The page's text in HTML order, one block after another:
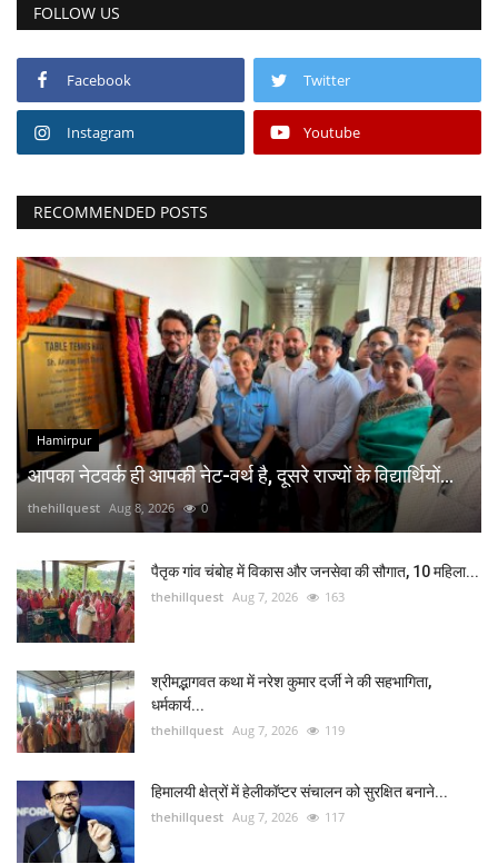
FOLLOW US
Facebook Twitter
Instagram Youtube
RECOMMENDED POSTS
Hamirpur
आपका नेटवर्क ही आपकी नेट-वर्थ है, दूसरे राज्यों के विद्यार्थियों...
thehillquest Aug 8, 2026 0
पैतृक गांव चंबोह में विकास और जनसेवा की सौगात, 10 महिला...
thehillquest Aug 7, 2026 163
श्रीमद्भागवत कथा में नरेश कुमार दर्जी ने की सहभागिता,
धर्मकार्य...
thehillquest Aug 7, 2026 119
हिमालयी क्षेत्रों में हेलीकॉप्टर संचालन को सुरक्षित बनाने...
thehillquest Aug 7, 2026 117